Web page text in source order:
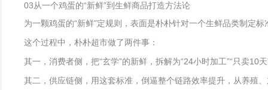
03从一个鸡蛋的“新鲜”到生鲜商品打造方法论
为一颗鸡蛋的“新鲜”定规则，表面是朴朴针对一个生鲜品类制定
这个过程中，朴朴超市做了两件事：
其一，消费者侧，把“玄学”的新鲜，拆解为“24小时加工”“只卖
其二，供应链侧，用这套标准，倒逼整个链路效率提升，从养殖